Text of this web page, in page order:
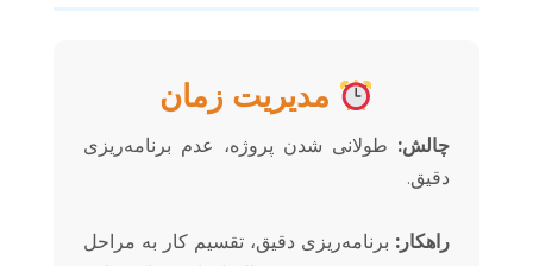
مدیریت زمان
چالش: طولانی شدن پروژه، عدم برنامه‌ریزی
دقیق.
راهکار: برنامه‌ریزی دقیق، تقسیم کار به مراحل